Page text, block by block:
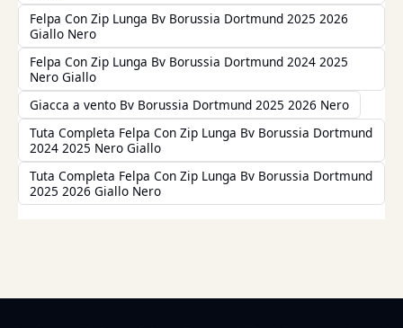
Felpa Con Zip Lunga Bv Borussia Dortmund 2025 2026
Giallo Nero
Felpa Con Zip Lunga Bv Borussia Dortmund 2024 2025
Nero Giallo
Giacca a vento Bv Borussia Dortmund 2025 2026 Nero
Tuta Completa Felpa Con Zip Lunga Bv Borussia Dortmund
2024 2025 Nero Giallo
Tuta Completa Felpa Con Zip Lunga Bv Borussia Dortmund
2025 2026 Giallo Nero